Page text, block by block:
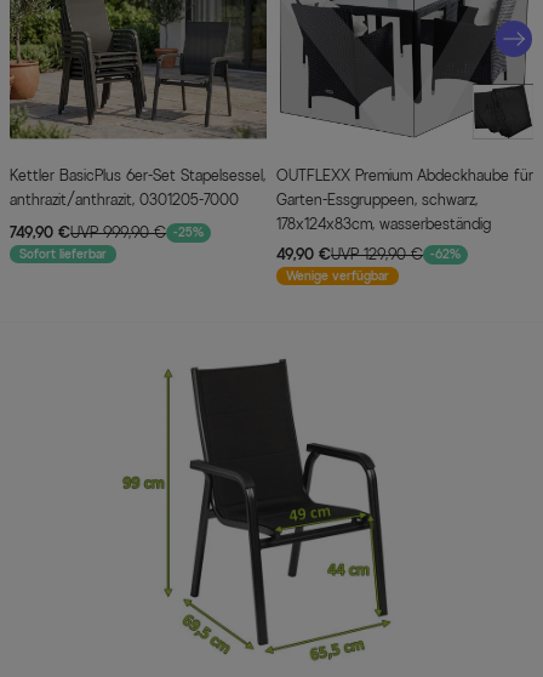
Kettler BasicPlus 6er-Set Stapelsessel,
anthrazit/anthrazit, 0301205-7000
749,90 €UVP 999,90 € -25%
Sofort lieferbar
OUTFLEXX Premium Abdeckhaube für
Garten-Essgruppeen, schwarz,
178x124x83cm, wasserbeständig
49,90 €UVP 129,90 € -62%
Wenige verfügbar